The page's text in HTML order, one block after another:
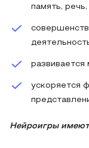
память,
развивается
ускоряется
Нейроигры